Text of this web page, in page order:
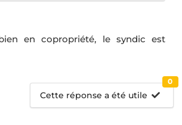
en copropriété, le syndic est
Cette réponse a été utile
0